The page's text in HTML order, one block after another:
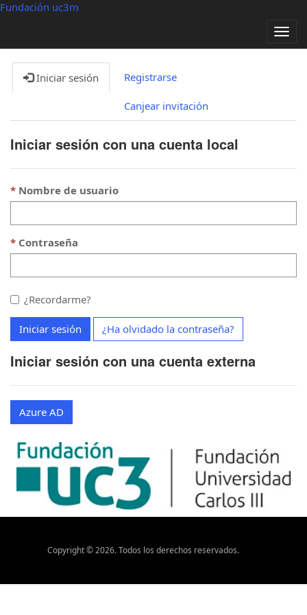
Fundación uc3m
Iniciar sesión Registrarse
Canjear invitación
Iniciar sesión con una cuenta local
Nombre de usuario
Contraseña
¿Recordarme?
Iniciar sesión ¿Ha olvidado la contraseña?
Iniciar sesión con una cuenta externa
Azure AD
Copyright ©2026. Todos los derechos reservados.